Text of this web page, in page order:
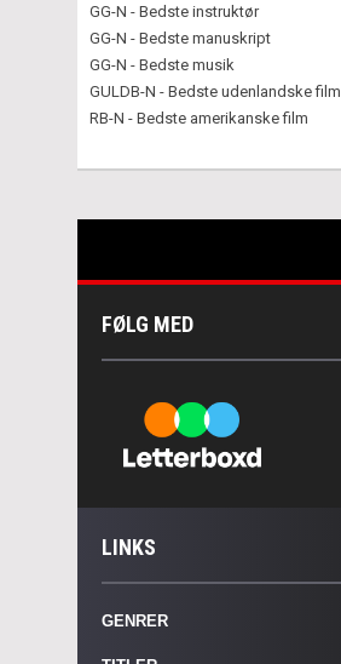
GG-N - Bedste instruktør
GG-N - Bedste manuskript
GG-N - Bedste musik
GULDB-N - Bedste udenlandske film
RB-N - Bedste amerikanske film
FØLG MED
LINKS
GENRER